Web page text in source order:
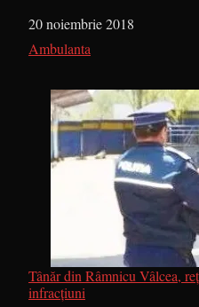
Dată
20 noiembrie 2018
În legătură cu
Ambulanta
Tânăr din Râmnicu Vâlcea,
infracțiuni